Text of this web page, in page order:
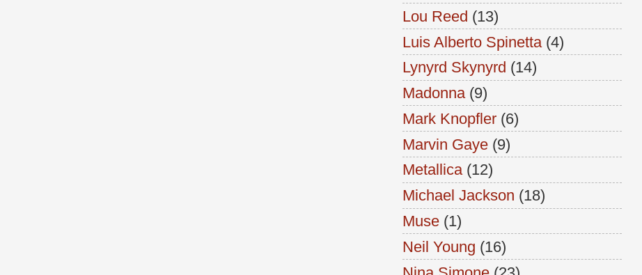
Lou Reed (13)
Luis Alberto Spinetta (4)
Lynyrd Skynyrd (14)
Madonna (9)
Mark Knopfler (6)
Marvin Gaye (9)
Metallica (12)
Michael Jackson (18)
Muse (1)
Neil Young (16)